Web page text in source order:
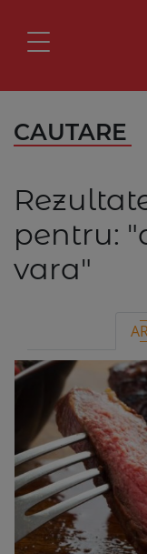
CAUTARE
pentru:
vara"